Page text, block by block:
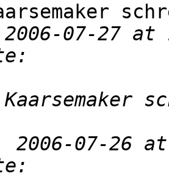
07-27 at
2006-07-26